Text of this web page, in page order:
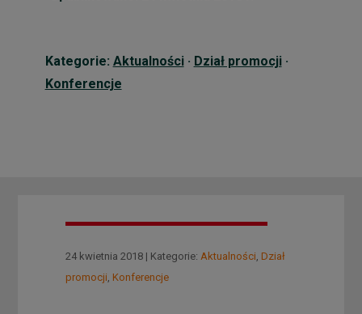
Kategorie: Aktualności· Dział promocji·
Konferencje
24 kwietnia 2018 | Kategorie: Aktualności Dział
promocji Konferencje